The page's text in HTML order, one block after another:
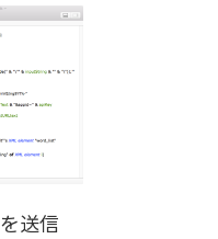
送信